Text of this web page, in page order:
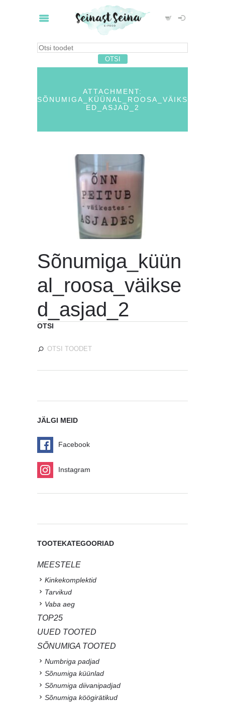
ATTACHMENT:
SÕNUMIGA_KÜÜNAL_ROOSA_VÄIKS
ED_ASJAD_2
Sõnumiga_küün
al_roosa_väikse
d_asjad_2
OTSI
JÄLGI MEID
Facebook
Instagram
TOOTEKATEGOORIAD
MEESTELE
Kinkekomplektid
Tarvikud
Vaba aeg
TOP25
UUED TOOTED
SÕNUMIGA TOOTED
Numbriga padjad
Sõnumiga küünlad
Sõnumiga diivanipadjad
Sõnumiga köögirätikud